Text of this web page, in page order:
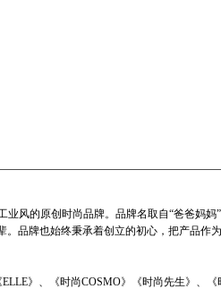
业风的原创时尚品牌。品牌名取自“爸爸妈妈
。品牌也始终秉承着创立的初心，把产品作
》、《时尚COSMO》《时尚先生》、